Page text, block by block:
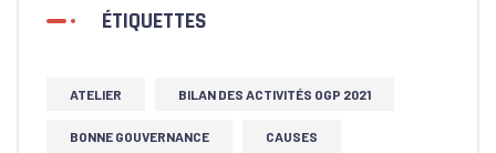
ÉTIQUETTES
ATELIER BILAN DES ACTIVITÉS OGP 2021
BONNE GOUVERNANCE CAUSES